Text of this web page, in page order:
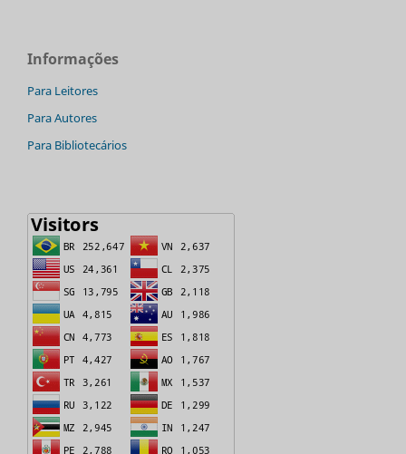
Informações
Para Leitores
Para Autores
Para Bibliotecários